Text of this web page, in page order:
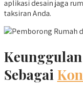
aplikasi desain jaga
taksiran Anda.
Sebagai